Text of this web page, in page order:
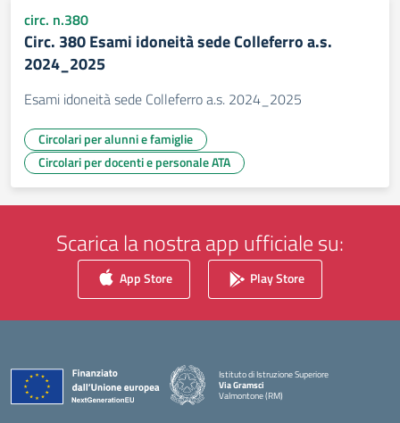
circ. n.380
Circ. 380 Esami idoneità sede Colleferro a.s.
2024_2025
Esami idoneità sede Colleferro a.s. 2024_2025
Circolari per alunni e famiglie
Circolari per docenti e personale ATA
Scarica la nostra app ufficiale su:
App Store Play Store
Istituto di Istruzione Superiore
Via Gramsci
Valmontone (RM)